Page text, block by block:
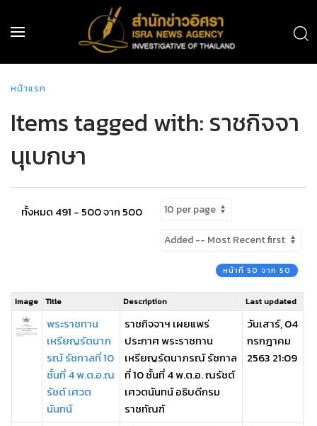
หน้าแรก
Items tagged with: ราชกิจจา
นุเบกษา
ทั้งหมด 491 - 500 จาก 500
หน้าที่ 50 จาก 50
Image Title Description Last updated
พระราชทาน
เหรียญรัตนาภ
รณ์ รัชกาลที่ 10
ชั้นที่ 4 พ.ต.อ.ณ
รัชต์ เศวต
นันทน์
ราชกิจจาฯ เผยแพร่
ประกาศ พระราชทาน
เหรียญรัตนาภรณ์ รัชกาล
ที่ 10 ชั้นที่ 4 พ.ต.อ. ณรัชต์
เศวตนันทน์ อธิบดีกรม
ราชทัณฑ์
วันเสาร์, 04
กรกฎาคม
2563 21:09